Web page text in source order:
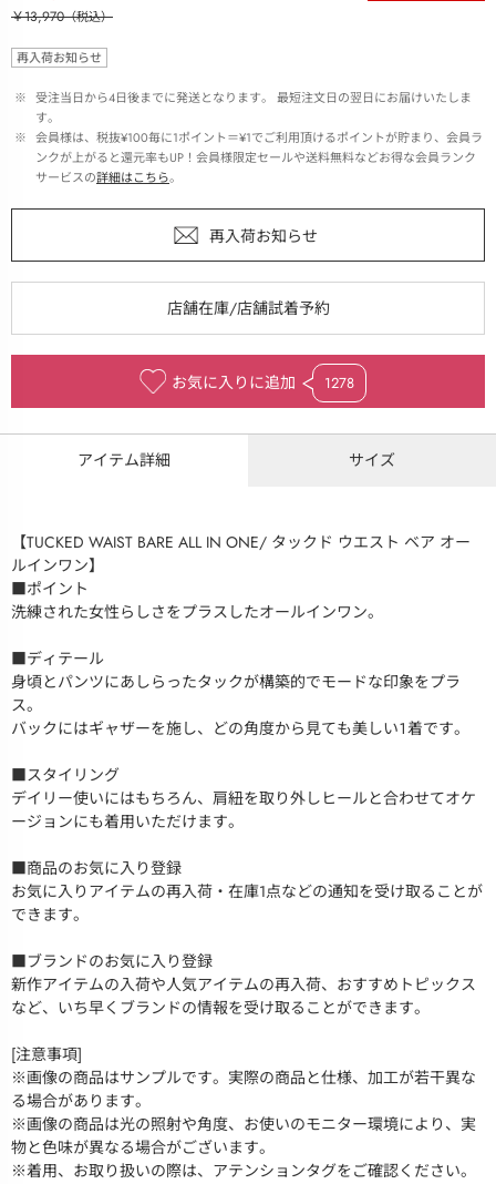
￥13,970（税込）
再入荷お知らせ
※ 受注当日から4日後までに発送となります。 最短注文日の翌日にお届けいたしま
す。
※ 会員様は、税抜¥100毎に1ポイント＝¥1でご利用頂けるポイントが貯まり、会員ラ
ンクが上がると還元率もUP！会員様限定セールや送料無料などお得な会員ランク
サービスの詳細はこちら。
お気に入りに追加 1278
アイテム詳細 サイズ
【TUCKED WAIST BARE ALL IN ONE/ タックド ウエスト ベア オー
ルインワン】
■ポイント
洗練された女性らしさをプラスしたオールインワン。
■ディテール
身頃とパンツにあしらったタックが構築的でモードな印象をプラ
ス。
バックにはギャザーを施し、どの角度から見ても美しい１着です。
■スタイリング
デイリー使いにはもちろん、肩紐を取り外しヒールと合わせてオケ
ージョンにも着用いただけます。
■商品のお気に入り登録
お気に入りアイテムの再入荷・在庫1点などの通知を受け取ることが
できます。
■ブランドのお気に入り登録
新作アイテムの入荷や人気アイテムの再入荷、おすすめトピックス
など、いち早くブランドの情報を受け取ることができます。
[注意事項]
※画像の商品はサンプルです。実際の商品と仕様、加工が若干異な
る場合があります。
※画像の商品は光の照射や角度、お使いのモニター環境により、実
物と色味が異なる場合がございます。
※着用、お取り扱いの際は、アテンションタグをご確認ください。